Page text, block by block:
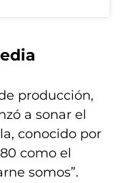
producción,
a sonar el
conocido por
como el
somos”.